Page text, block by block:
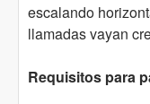
escalando
llamadas vayan
Requisitos para